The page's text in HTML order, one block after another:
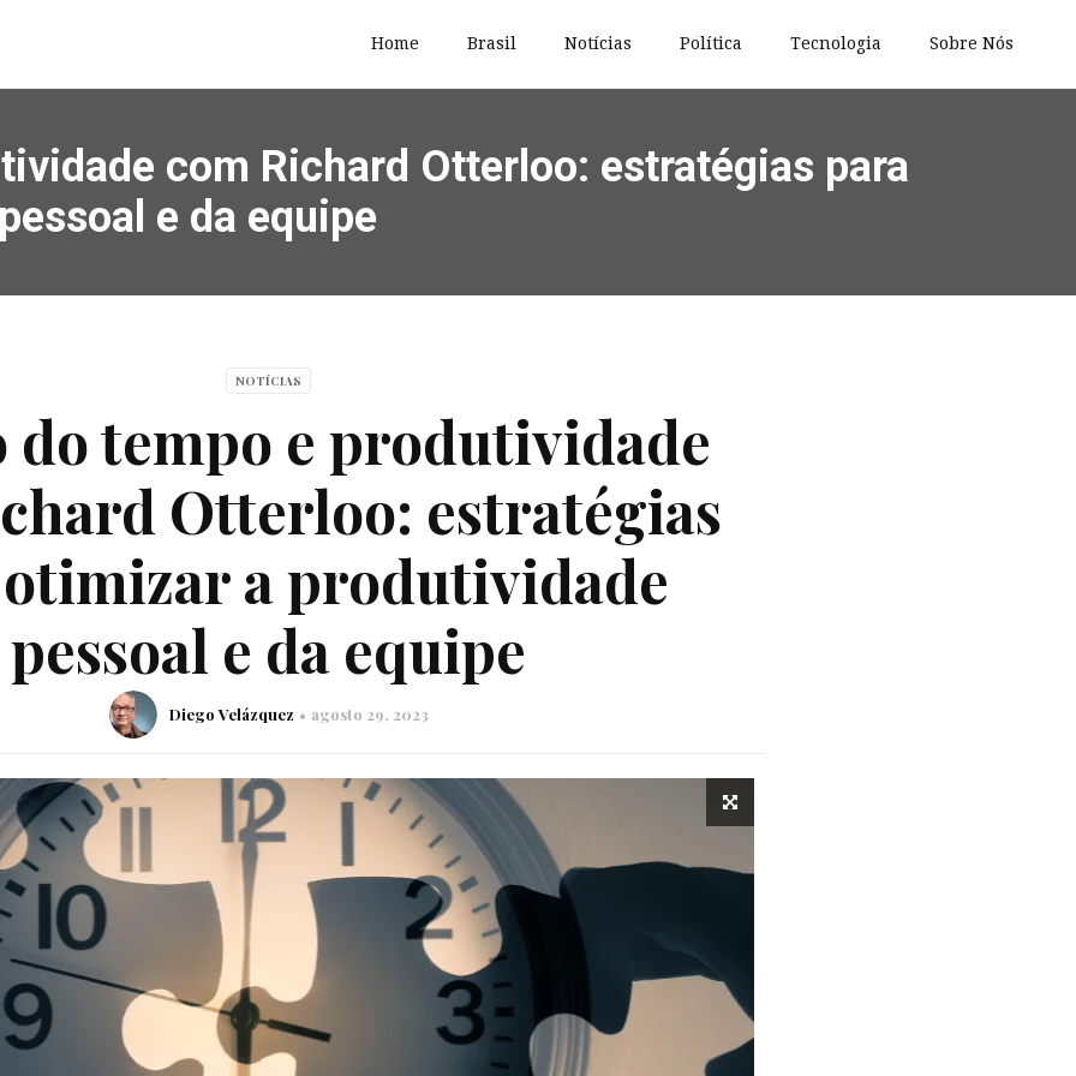
Home Brasil Notícias Política Tecnologia Sobre Nós
com Richard Otterloo: estratégias para
e da equipe
NOTÍCIAS
do tempo e produtividade
Otterloo: estratégias
a produtividade
pessoal e da equipe
Diego Velázquez agosto 29, 2023